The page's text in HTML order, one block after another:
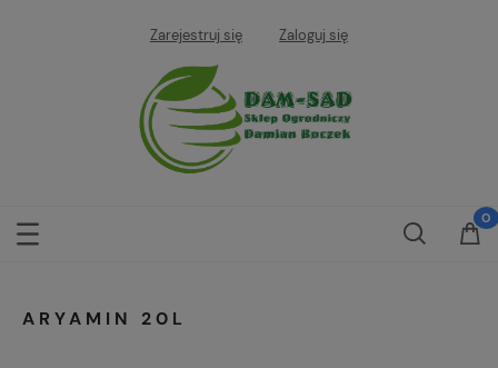
Zarejestruj się Zaloguj się
ARYAMIN 20L